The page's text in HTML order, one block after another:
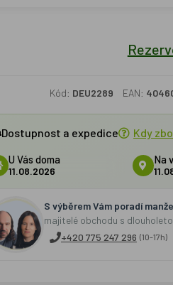
Kód: DEU2289 EAN:
Dostupnost a expedice Kdy
U Vás doma
11.08.2026
Na
S výběrem Vám poradí
majitelé obchodu s
+420 775 247 296 (10-17h)